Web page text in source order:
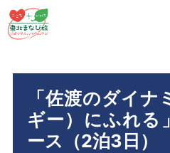
「佐渡のダイ
ギー）にふれる
ース（2泊3日）